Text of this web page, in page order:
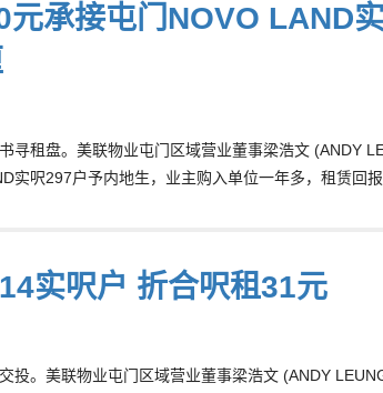
承接屯门NOVO LAND
租盘。美联物业屯门区域营业董事梁浩文 (ANDY
实呎297户予内地生，业主购入单位一年多，租赁回
实呎户 折合呎租31元
投。美联物业屯门区域营业董事梁浩文 (ANDY